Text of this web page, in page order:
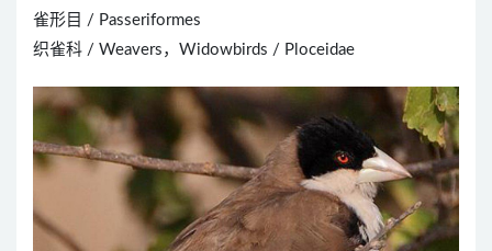
雀形目 / Passeriformes
织雀科 / Weavers，Widowbirds / Ploceidae